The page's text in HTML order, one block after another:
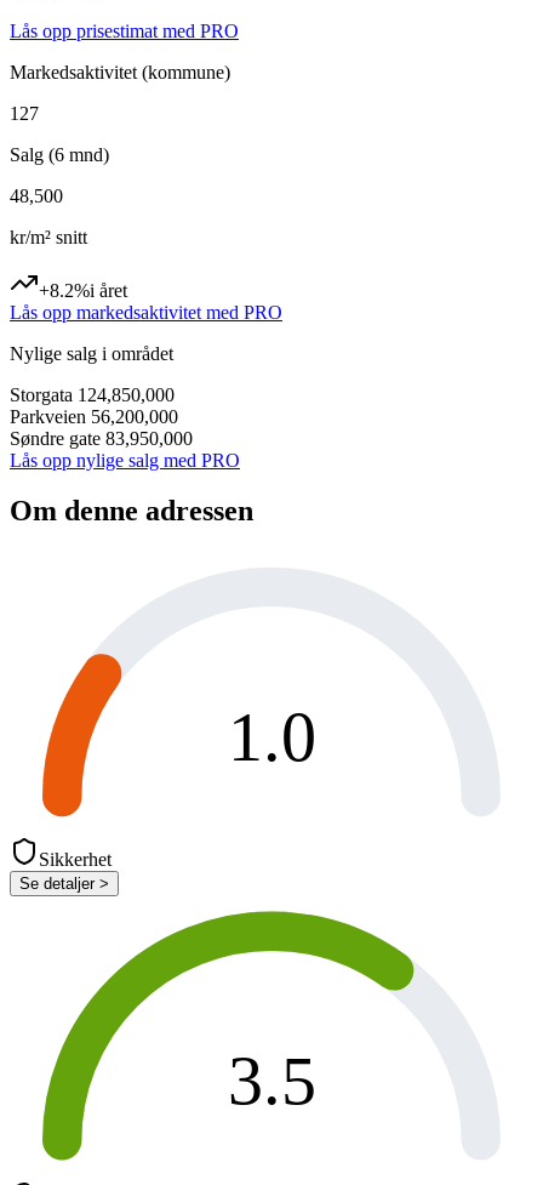
Lås opp prisestimat med PRO
Markedsaktivitet (kommune)
127
Salg (6 mnd)
48,500
kr/m² snitt
+8.2%i året
Lås opp markedsaktivitet med PRO
Nylige salg i området
Storgata 124,850,000
Parkveien 56,200,000
Søndre gate 83,950,000
Lås opp nylige salg med PRO
Om denne adressen
1.0
Sikkerhet
Se detaljer >
3.5